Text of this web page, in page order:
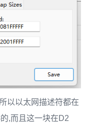
以以太网描述符都在
,而且这一块在D2